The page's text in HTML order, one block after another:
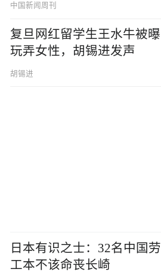
中国新闻周刊
复旦网红留学生王水牛被曝
玩弄女性，胡锡进发声
胡锡进
日本有识之士：32名中国劳
工本不该命丧长崎